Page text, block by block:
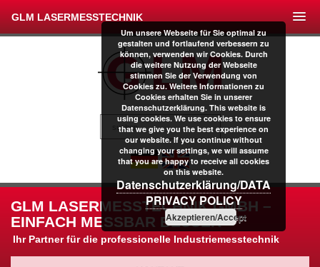
GLM LASERMESSTECHNIK
GLM LASERMESSTECHNIK GMBH –
EINFACH MESSBAR BESSER
Ihr Partner für die professionelle Industriemesstechnik
Um unsere Webseite für Sie optimal zu
gestalten und fortlaufend verbessern zu
können, verwenden wir Cookies. Durch
die weitere Nutzung der Webseite
stimmen Sie der Verwendung von
Cookies zu. Weitere Informationen zu
Cookies erhalten Sie in unserer
Datenschutzerklärung. This website is
using cookies. We use cookies to ensure
that we give you the best experience on
our website. If you continue without
changing your settings, we will assume
that you are happy to receive all cookies
on this website.
Datenschutzerklärung/DATA
PRIVACY POLICY
Akzeptieren/Accept